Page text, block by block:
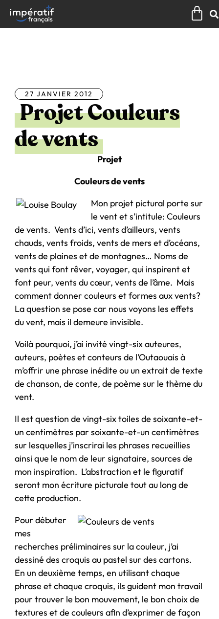
contenu
27 JANVIER 2012
Projet Couleurs
de vents
Projet
Couleurs de vents
Mon projet pictural porte sur
le vent et s’intitule: Couleurs
de vents. Vents d’ici, vents d’ailleurs, vents
chauds, vents froids, vents de mers et d’océans,
vents de plaines et de montagnes… Noms de
vents qui font rêver, voyager, qui inspirent et
font peur, vents du cœur, vents de l’âme. Mais
comment donner couleurs et formes aux vents?
La question se pose car nous voyons les effets
du vent, mais il demeure invisible.
Voilà pourquoi, j’ai invité vingt-six auteures,
auteurs, poètes et conteurs de l’Outaouais à
m’offrir une phrase inédite ou un extrait de texte
de chanson, de conte, de poème sur le thème du
vent.
Il est question de vingt-six toiles de soixante-et-
un centimètres par soixante-et-un centimètres
sur lesquelles j’inscrirai les phrases recueillies
ainsi que le nom de leur signataire, sources de
mon inspiration. L’abstraction et le figuratif
seront mon écriture picturale tout au long de
cette production.
Pour débuter
mes
recherches préliminaires sur la couleur, j’ai
dessiné des croquis au pastel sur des cartons.
En un deuxième temps, en utilisant chaque
phrase et chaque croquis, ils guident mon travail
pour trouver le bon mouvement, le bon choix de
textures et de couleurs afin d’exprimer de façon